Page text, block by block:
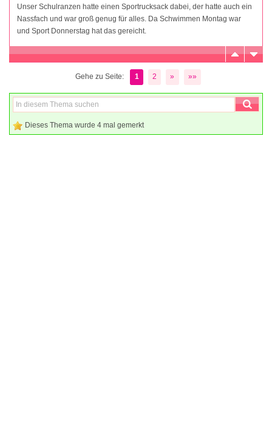
Unser Schulranzen hatte einen Sportrucksack dabei, der hatte auch ein
Nassfach und war groß genug für alles. Da Schwimmen Montag war
und Sport Donnerstag hat das gereicht.
Gehe zu Seite: 1 2 » »»
Dieses Thema wurde 4 mal gemerkt